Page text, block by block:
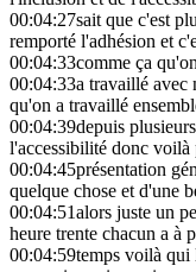
00:04:27sait que c'est
remporté l'adhésion et
00:04:33comme ça
00:04:33a travaillé avec
qu'on a travaillé
00:04:39depuis
l'accessibilité donc voilà
00:04:45présentation
quelque chose et d'une
00:04:51alors juste un
heure trente chacun a à
00:04:59temps voilà qui